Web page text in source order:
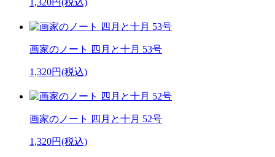
1,320円(税込)
画家のノート 四月と十月 53号
1,320円(税込)
画家のノート 四月と十月 52号
1,320円(税込)